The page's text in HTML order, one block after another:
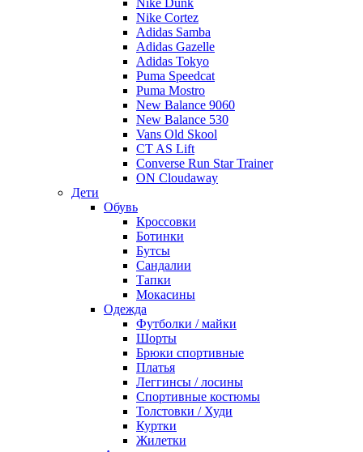
Nike Cortez
Adidas Samba
Adidas Gazelle
Adidas Tokyo
Puma Speedcat
Puma Mostro
New Balance 9060
New Balance 530
Vans Old Skool
CT AS Lift
Converse Run Star Trainer
ON Cloudaway
Дети
Обувь
Кроссовки
Ботинки
Бутсы
Сандалии
Тапки
Мокасины
Одежда
Футболки / майки
Шорты
Брюки спортивные
Платья
Леггинсы / лосины
Спортивные костюмы
Толстовки / Худи
Куртки
Жилетки